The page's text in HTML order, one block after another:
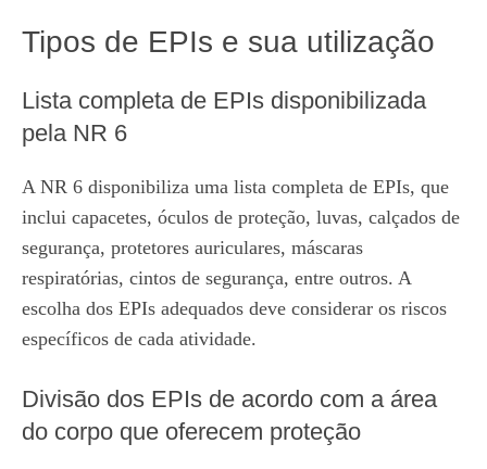
Tipos de EPIs e sua utilização
Lista completa de EPIs disponibilizada
pela NR 6
A NR 6 disponibiliza uma lista completa de EPIs, que
inclui capacetes, óculos de proteção, luvas, calçados de
segurança, protetores auriculares, máscaras
respiratórias, cintos de segurança, entre outros. A
escolha dos EPIs adequados deve considerar os riscos
específicos de cada atividade.
Divisão dos EPIs de acordo com a área
do corpo que oferecem proteção